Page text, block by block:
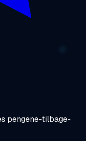
pengene-tilbage-